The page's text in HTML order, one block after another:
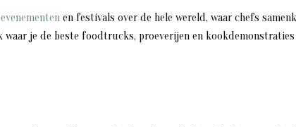
evenementen en festivals over de hele wereld, waar chefs
je de beste foodtrucks, proeverijen en